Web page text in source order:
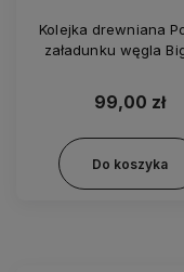
Kolejka drewniana
załadunku węgla
99,00 zł
Do koszyka